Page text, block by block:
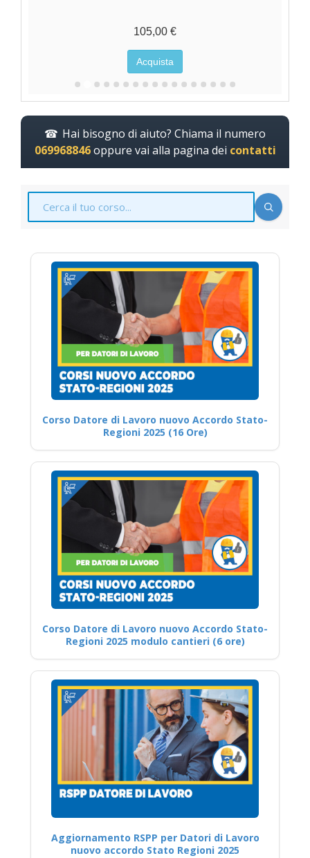
105,00 €
Acquista
Hai bisogno di aiuto? Chiama il numero
069968846oppure vai alla pagina dei contatti
Corso Datore di Lavoro nuovo Accordo Stato-
Regioni 2025 (16 Ore)
Corso Datore di Lavoro nuovo Accordo Stato-
Regioni 2025 modulo cantieri (6 ore)
Aggiornamento RSPP per Datori di Lavoro
nuovo accordo Stato Regioni 2025